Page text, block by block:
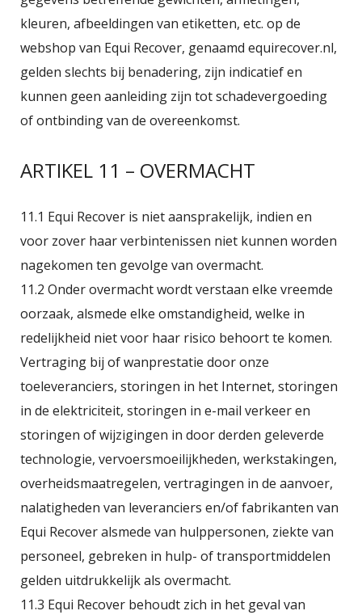
kleuren, afbeeldingen van etiketten, etc. op de
webshop van Equi Recover, genaamd equirecover.nl,
gelden slechts bij benadering, zijn indicatief en
kunnen geen aanleiding zijn tot schadevergoeding
of ontbinding van de overeenkomst.
ARTIKEL 11 – OVERMACHT
11.1 Equi Recover is niet aansprakelijk, indien en
voor zover haar verbintenissen niet kunnen worden
nagekomen ten gevolge van overmacht.
11.2 Onder overmacht wordt verstaan elke vreemde
oorzaak, alsmede elke omstandigheid, welke in
redelijkheid niet voor haar risico behoort te komen.
Vertraging bij of wanprestatie door onze
toeleveranciers, storingen in het Internet, storingen
in de elektriciteit, storingen in e-mail verkeer en
storingen of wijzigingen in door derden geleverde
technologie, vervoersmoeilijkheden, werkstakingen,
overheidsmaatregelen, vertragingen in de aanvoer,
nalatigheden van leveranciers en/of fabrikanten van
Equi Recover alsmede van hulppersonen, ziekte van
personeel, gebreken in hulp- of transportmiddelen
gelden uitdrukkelijk als overmacht.
11.3 Equi Recover behoudt zich in het geval van